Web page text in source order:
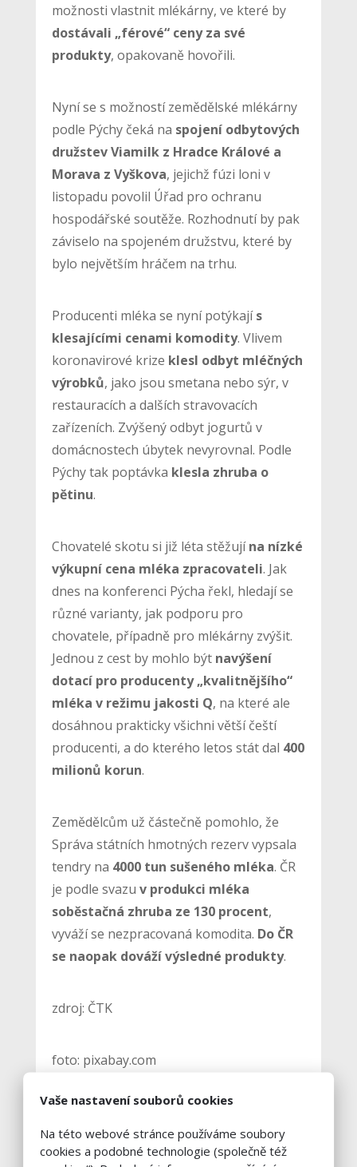
možnosti vlastnit mlékárny, ve které by
dostávali „férové“ ceny za své
produkty, opakovaně hovořili.
Nyní se s možností zemědělské mlékárny
podle Pýchy čeká na spojení odbytových
družstev Viamilk z Hradce Králové a
Morava z Vyškova, jejichž fúzi loni v
listopadu povolil Úřad pro ochranu
hospodářské soutěže. Rozhodnutí by pak
záviselo na spojeném družstvu, které by
bylo největším hráčem na trhu.
Producenti mléka se nyní potýkajís
klesajícími cenami komodity. Vlivem
koronavirové krize klesl odbyt mléčných
výrobků, jako jsou smetana nebo sýr, v
restauracích a dalších stravovacích
zařízeních. Zvýšený odbyt jogurtů v
domácnostech úbytek nevyrovnal. Podle
Pýchy tak poptávka klesla zhruba o
pětinu.
Chovatelé skotu si již léta stěžujína nízké
výkupní cena mléka zpracovateli. Jak
dnes na konferenci Pýcha řekl, hledají se
různé varianty, jak podporu pro
chovatele, případně pro mlékárny zvýšit.
Jednou z cest by mohlo být navýšení
dotací pro producenty „kvalitnějšího“
mléka v režimu jakosti Q, na které ale
dosáhnou prakticky všichni větší čeští
producenti, a do kterého letos stát dal 400
milionů korun.
Zemědělcům už částečně pomohlo, že
Správa státních hmotných rezerv vypsala
tendry na 4000 tun sušeného mléka. ČR
je podle svazu v produkci mléka
soběstačná zhruba ze 130 procent,
vyváží se nezpracovaná komodita. Do ČR
se naopak dováží výsledné produkty.
zdroj: ČTK
foto: pixabay.com
Vaše nastavení souborů cookies
Na této webové stránce používáme soubory
cookies a podobné technologie (společně též